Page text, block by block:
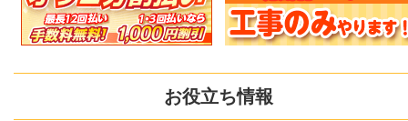
お役立ち情報